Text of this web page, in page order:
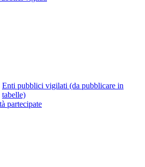
Enti pubblici vigilati (da pubblicare in
tabelle)
partecipate